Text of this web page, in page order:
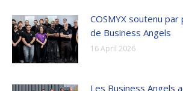
COSMYX soutenu
de Business Angels
16 April 2026
Les Business Angels